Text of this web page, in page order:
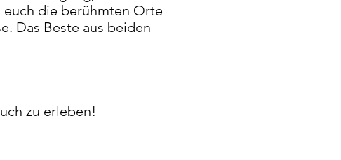
euch die berühmten Orte
Das Beste aus beiden
zu erleben!